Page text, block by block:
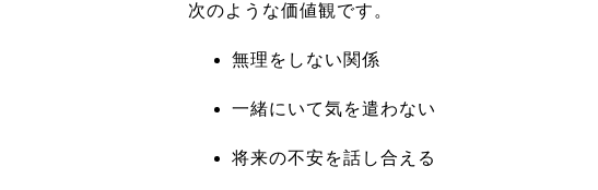
次のような価値観です。
無理をしない関係
一緒にいて気を遣わない
将来の不安を話し合える